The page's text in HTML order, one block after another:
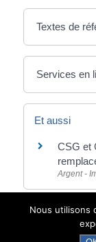
Textes de
Services en
Et aussi
CSG et
Argent -
Pour en
Nous utilisons